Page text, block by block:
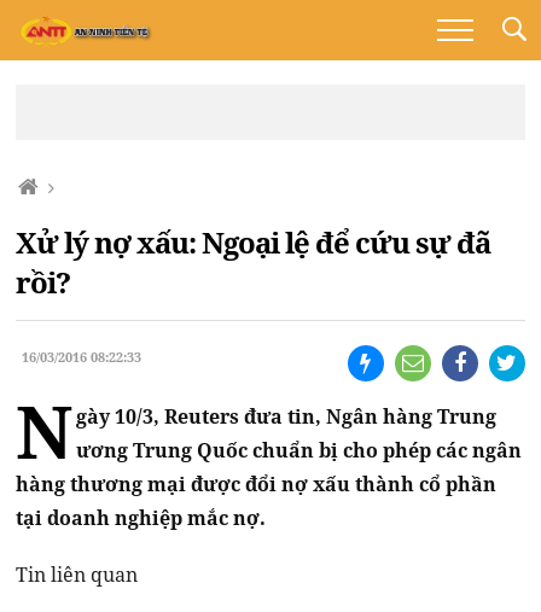
Xử lý nợ xấu: Ngoại lệ để cứu sự đã
rồi?
16/03/2016 08:22:33
Ngày 10/3, Reuters đưa tin, Ngân hàng Trung
ương Trung Quốc chuẩn bị cho phép các ngân
hàng thương mại được đổi nợ xấu thành cổ phần
tại doanh nghiệp mắc nợ.
Tin liên quan